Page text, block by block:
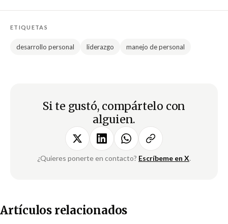
ETIQUETAS
desarrollo personal liderazgo manejo de personal
Si te gustó, compártelo con
alguien.
¿Quieres ponerte en contacto? Escríbeme en X.
Artículos relacionados